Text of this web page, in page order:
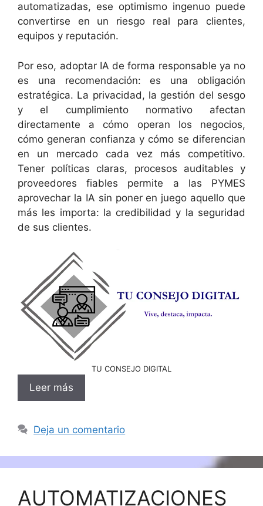
automatizadas, ese optimismo ingenuo puede
convertirse en un riesgo real para clientes,
equipos y reputación.
Por eso, adoptar IA de forma responsable ya no
es una recomendación: es una obligación
estratégica. La privacidad, la gestión del sesgo
y el cumplimiento normativo afectan
directamente a cómo operan los negocios,
cómo generan confianza y cómo se diferencian
en un mercado cada vez más competitivo.
Tener políticas claras, procesos auditables y
proveedores fiables permite a las PYMES
aprovechar la IA sin poner en juego aquello que
más les importa: la credibilidad y la seguridad
de sus clientes.
TU CONSEJO DIGITAL
Leer más
Deja un comentario
AUTOMATIZACIONES